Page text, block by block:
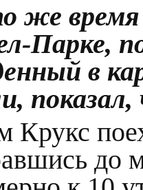
же время
Парке,
в
Крукс
до